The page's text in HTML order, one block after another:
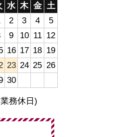
水 木 金 土
2 3 4
5
9 10 11 12
16 17 18 19
23 24 25 26
30
務休日)